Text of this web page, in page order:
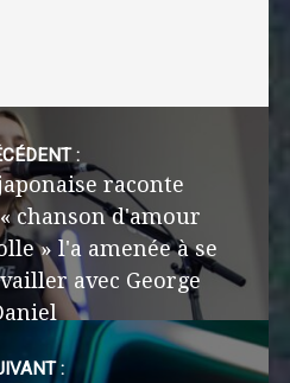
:
raconte
chanson d'amour
» l'a amenée à se
avec George
: